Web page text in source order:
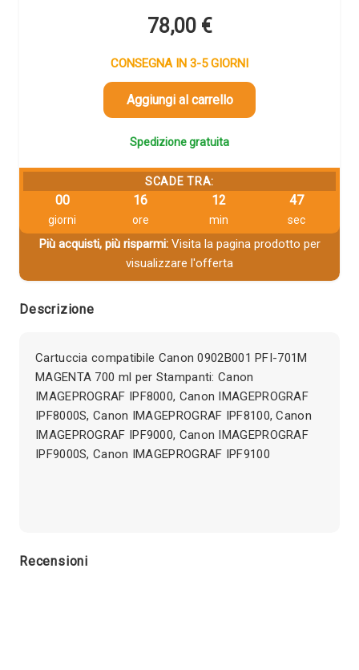
78,00 €
CONSEGNA IN 3-5 GIORNI
Aggiungi al carrello
Spedizione gratuita
SCADE TRA:
00
giorni
16
ore
12
min
46
sec
Più acquisti, più risparmi:Visita la pagina prodotto per
visualizzare l'offerta
Descrizione
Cartuccia compatibile Canon 0902B001 PFI-701M
MAGENTA 700 ml per Stampanti: Canon
IMAGEPROGRAF IPF8000, Canon IMAGEPROGRAF
IPF8000S, Canon IMAGEPROGRAF IPF8100, Canon
IMAGEPROGRAF IPF9000, Canon IMAGEPROGRAF
IPF9000S, Canon IMAGEPROGRAF IPF9100
Recensioni